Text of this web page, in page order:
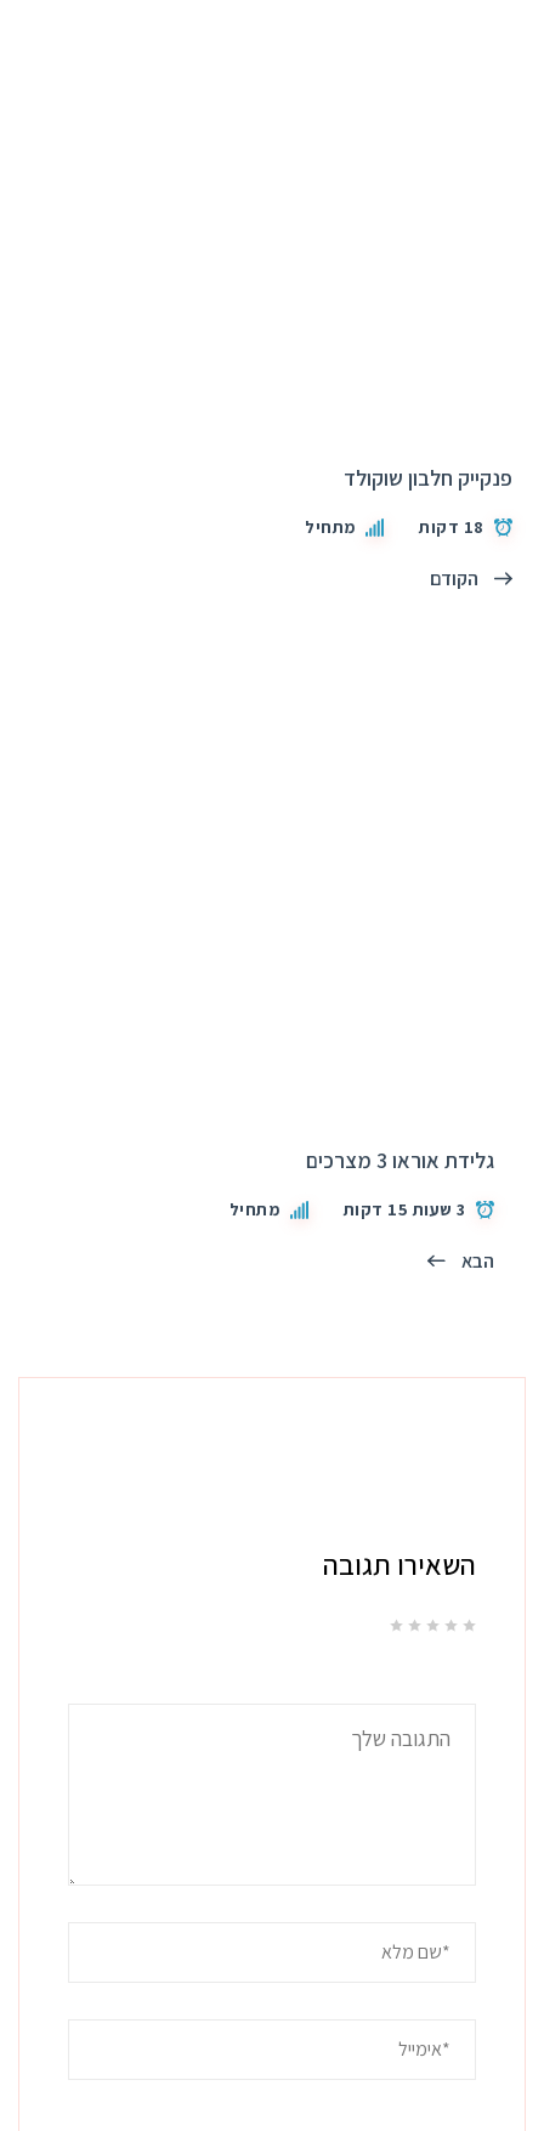
פנקייק חלבון שוקולד
18 דקות מתחיל
גלידת אוראו 3 מצרכים
3 שעות 15 דקות מתחיל
הבא
השאירו תגובה